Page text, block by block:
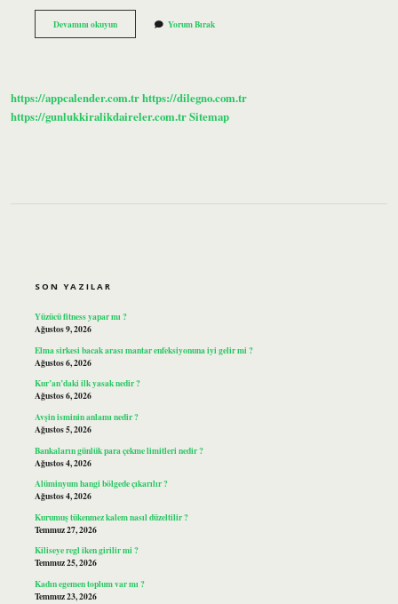
Devamını okuyunYarbay
Nasıl
Yorum Bırak
https://appcalender.com.trhttps://dilegno.com.tr
https://gunlukkiralikdaireler.com.trSitemap
SON YAZILAR
Yüzücü fitness yapar mı ?
Ağustos 9, 2026
Elma sirkesi bacak arası mantar enfeksiyonuna iyi gelir mi ?
Ağustos 6, 2026
Kur’an’daki ilk yasak nedir ?
Ağustos 6, 2026
Avşin isminin anlamı nedir ?
Ağustos 5, 2026
Bankaların günlük para çekme limitleri nedir ?
Ağustos 4, 2026
Alüminyum hangi bölgede çıkarılır ?
Ağustos 4, 2026
Kurumuş tükenmez kalem nasıl düzeltilir ?
Temmuz 27, 2026
Kiliseye regl iken girilir mi ?
Temmuz 25, 2026
Kadın egemen toplum var mı ?
Temmuz 23, 2026